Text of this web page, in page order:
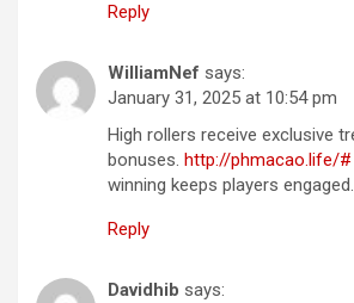
Reply
WilliamNef says:
January 31, 2025 at 10:54 pm
High rollers receive exclusive
bonuses. http://phmacao.life/#
winning keeps players engaged.
Reply
Davidhib says: